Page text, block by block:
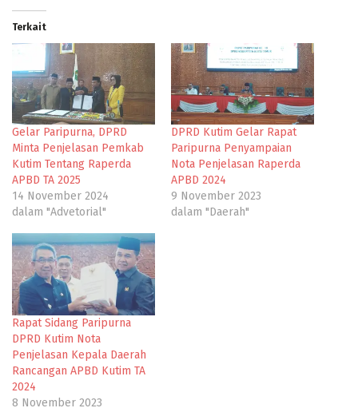
Terkait
Gelar Paripurna, DPRD
Minta Penjelasan Pemkab
Kutim Tentang Raperda
APBD TA 2025
14 November 2024
dalam "Advetorial"
DPRD Kutim Gelar Rapat
Paripurna Penyampaian
Nota Penjelasan Raperda
APBD 2024
9 November 2023
dalam "Daerah"
Rapat Sidang Paripurna
DPRD Kutim Nota
Penjelasan Kepala Daerah
Rancangan APBD Kutim TA
2024
8 November 2023